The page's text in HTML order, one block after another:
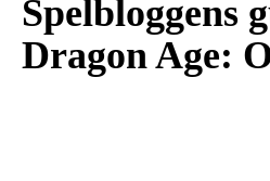
Spelbloggens
Dragon Age: